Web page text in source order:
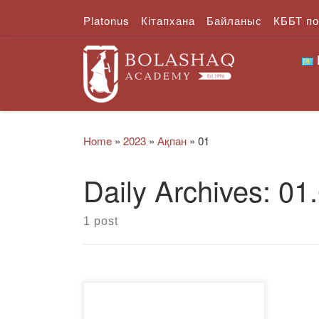
Skip to contentPlatonus Кітапхана Байланыс КББТ
Home » 2023 » Ақпан » 01
Daily Archives:
1 post